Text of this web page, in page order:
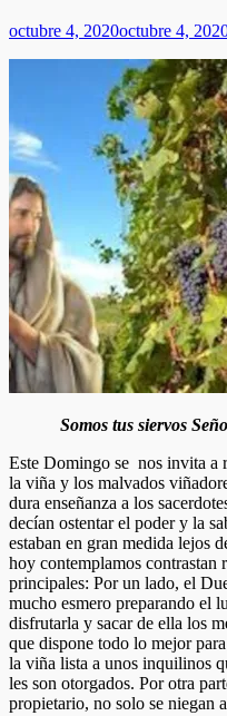
Publicado
octubre 4, 2020octubre 4,
Somos tus siervos
Este Domingo se nos invita a
la viña y los malvados
dura enseñanza a los
decían ostentar el poder y la
estaban en gran medida lejos
hoy contemplamos contrastan
principales: Por un lado, el
mucho esmero preparando el
disfrutarla y sacar de ella los
que dispone todo lo mejor
la viña lista a unos inquilinos
les son otorgados. Por otra
propietario, no solo se niegan